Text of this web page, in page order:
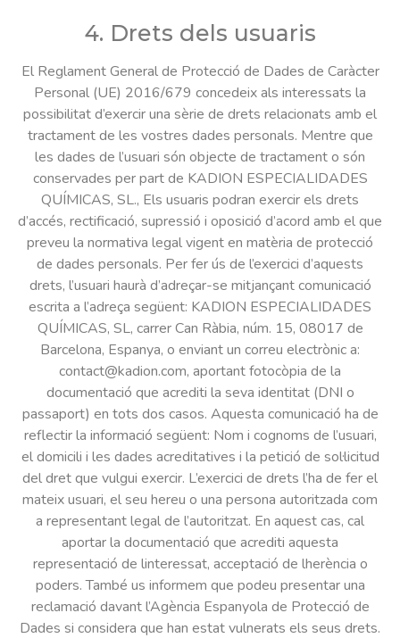
4. Drets dels usuaris
El Reglament General de Protecció de Dades de Caràcter
Personal (UE) 2016/679 concedeix als interessats la
possibilitat d’exercir una sèrie de drets relacionats amb el
tractament de les vostres dades personals. Mentre que
les dades de l’usuari són objecte de tractament o són
conservades per part de KADION ESPECIALIDADES
QUÍMICAS, SL., Els usuaris podran exercir els drets
d’accés, rectificació, supressió i oposició d’acord amb el que
preveu la normativa legal vigent en matèria de protecció
de dades personals. Per fer ús de l’exercici d’aquests
drets, l’usuari haurà d’adreçar-se mitjançant comunicació
escrita a l’adreça següent: KADION ESPECIALIDADES
QUÍMICAS, SL, carrer Can Ràbia, núm. 15, 08017 de
Barcelona, Espanya, o enviant un correu electrònic a:
contact@kadion.com, aportant fotocòpia de la
documentació que acrediti la seva identitat (DNI o
passaport) en tots dos casos. Aquesta comunicació ha de
reflectir la informació següent: Nom i cognoms de l’usuari,
el domicili i les dades acreditatives i la petició de sol·licitud
del dret que vulgui exercir. L’exercici de drets l’ha de fer el
mateix usuari, el seu hereu o una persona autoritzada com
a representant legal de l’autoritzat. En aquest cas, cal
aportar la documentació que acrediti aquesta
representació de linteressat, acceptació de lherència o
poders. També us informem que podeu presentar una
reclamació davant l’Agència Espanyola de Protecció de
Dades si considera que han estat vulnerats els seus drets.